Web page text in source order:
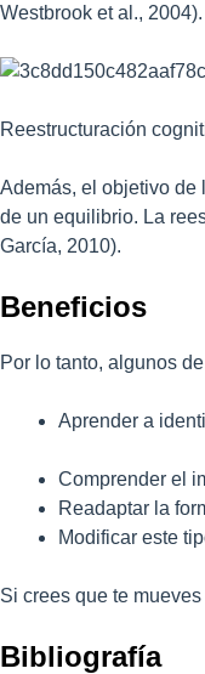
Westbrook et al., 2004).
Reestructuración
Además, el objetivo de
de un equilibrio. La
García, 2010).
Beneficios
Por lo tanto, algunos
Aprender a
Comprender el
Readaptar la
Modificar este
Si crees que te
Bibliografía